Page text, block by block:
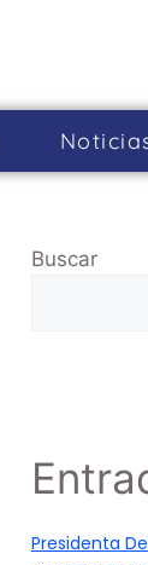
Buscar
Presidenta